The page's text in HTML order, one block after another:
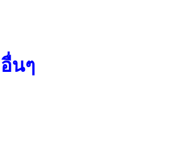
นๆ